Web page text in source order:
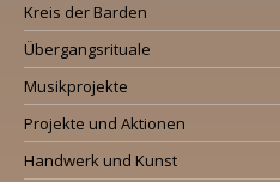
Kreis der Barden
Übergangsrituale
Musikprojekte
Projekte und Aktionen
Handwerk und Kunst